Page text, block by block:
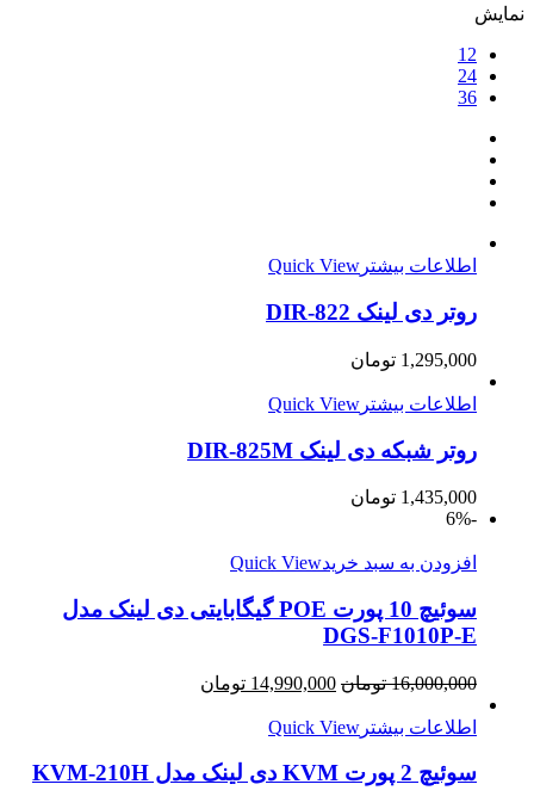
نمایش
12
24
36
اطلاعات بیشتر Quick View
روتر دی لینک DIR-822
1,295,000 تومان
اطلاعات بیشتر Quick View
روتر شبکه دی لینک DIR-825M
1,435,000 تومان
-6%
افزودن به سبد خریدQuick View
سوئیچ 10 پورت POE گیگابایتی دی لینک مدل
DGS-F1010P-E
16,000,000 تومان 14,990,000 تومان
اطلاعات بیشتر Quick View
سوئیچ 2 پورت KVM دی لینک مدل KVM-210H